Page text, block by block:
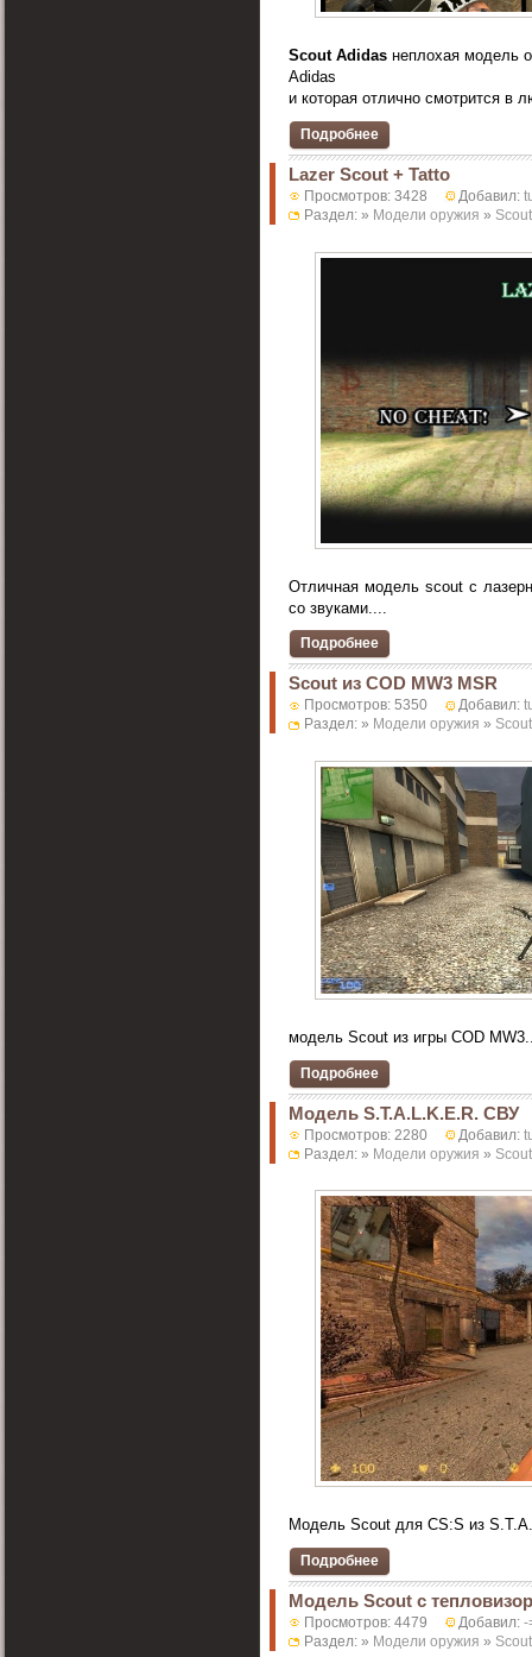
Scout Adidas неплохая модель
Adidas
и которая отлично смотрится в
Подробнее
Lazer Scout + Tatto
Просмотров: 3428 Добавил:
Раздел: » Модели оружия »
Отличная модель scout с
со звуками....
Подробнее
Scout из COD MW3 MSR
Просмотров: 5350 Добавил:
Раздел: » Модели оружия »
модель Scout из игры COD
Подробнее
Модель S.T.A.L.K.E.R. СВУ
Просмотров: 2280 Добавил:
Раздел: » Модели оружия »
Модель Scout для CS:S из
Подробнее
Модель Scout c
Просмотров: 4479 Добавил: -
Раздел: » Модели оружия »